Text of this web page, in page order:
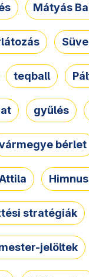
Mátyás
teqball
gyűlés
bérlet
stratégiák
jelöltek